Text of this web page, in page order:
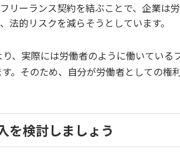
フリーランス契約を結ぶことで、企業は
法的リスクを減らそうとしています。
、実際には労働者のように働いてい
。そのため、自分が労働者としての
を検討しましょう